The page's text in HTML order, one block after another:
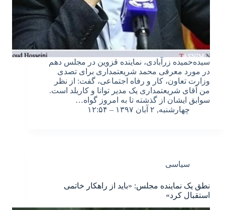
سیده‌حمیده زرآبادی، نماینده قزوین در مجلس دهم
در مورد معرفی محمد شریعتمداری برای تصدی
وزارت تعاون، کار و رفاه اجتماعی، گفت: از نظر
من آقای شریعتمداری یک مدیر توانا و کاربلد است.
سوابق ایشان از گذشته تا به امروز گواه…
چهارشنبه, ۲ آبان ۱۳۹۷ – ۱۲:۵۴
سیاسی
نطق یک نماینده مجلس: «باید از راهکار خاتمی
استقبال کرد»